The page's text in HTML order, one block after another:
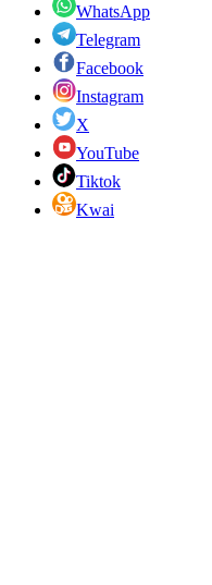
WhatsApp
Telegram
Facebook
Instagram
X
YouTube
Tiktok
Kwai